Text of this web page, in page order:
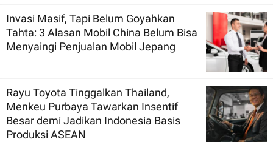
Invasi Masif, Tapi Belum Goyahkan
Tahta: 3 Alasan Mobil China Belum Bisa
Menyaingi Penjualan Mobil Jepang
Rayu Toyota Tinggalkan Thailand,
Menkeu Purbaya Tawarkan Insentif
Besar demi Jadikan Indonesia Basis
Produksi ASEAN